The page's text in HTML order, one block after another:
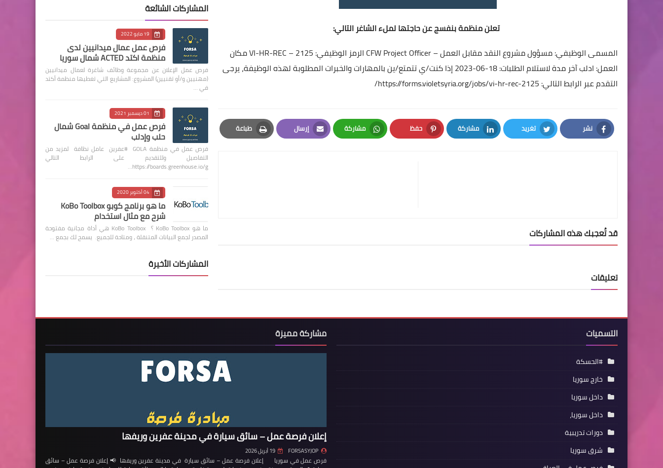
تعلن منظمة بنفسج عن حاجتها لملء الشاغر التالي:
المسمى الوظيفي: مسؤول مشروع النقد مقابل العمل – CFW Project Officer
الرمز الوظيفي: VI-HR-REC – 2125
مكان
العمل: ادلبآخر مدة لاستلام الطلبات: 18-06-2023
إذا كنت/ي تتمتع/ين بالمهارات والخبرات المطلوبة لهذه الوظيفة، يرجى
التقدم عبر الرابط التالي: https://forms.violetsyria.org/jobs/vi-hr-rec-2125/
نشر
Facebook
تغريد
Twitter
مشاركة
LinkedIn
حفظ
Pinterest
مشاركة
Whatsapp
إرسال
Email
طباعة
Print
قد تُعجبك هذه المشاركات
تعليقات
المشاركات الشائعة
19 مايو 2022
فرص عمل عمال ميدانيين لدى
منظمة اكتد ACTED شمال سوريا
فرص عمل الإعلان عن مجموعة وظائف شاغرة لعمال ميدانيين
(مهنيين و/أو تقنيين) المشروع: المشاريع التي تغطيها منظمة أكتد
في …
01 ديسمبر 2021
فرص عمل في منظمة Goal شمال
حلب وإدلب
فرص عمل في منظمة GOLA #عفرين عامل نظافة لمزيد من
التفاصيل وللتقديم على الرابط التالي
https://boards.greenhouse.io/g…
04 أكتوبر 2020
ما هو برنامج كوبو KoBo Toolbox
شرح مع مثال استخدام
ما هو KoBo Toolbox ؟ KoBo Toolbox هي أداة مجانية مفتوحة
المصدر لجمع البيانات المتنقلة ، ومتاحة للجميع. يسمح لك بجمع …
المشاركات الأخيرة
التسميات
#الحسكة
خارج سوريا
داخل سوريا
داخل سوريا،
دورات تدريبية
شرق سوريا
مشاركة مميزة
إعلان فرصة عمل – سائق سيارة في مدينة عفرين وريفها
FORSASYJOP 19 أبريل 2026
فرص عمل في سوريا إعلان فرصة عمل – سائق سيارة في مدينة عفرين وريفها 📢 إعلان فرصة عمل – سائق